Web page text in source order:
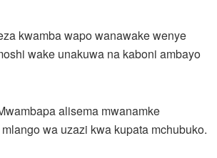
kwamba wapo wanawake wenye
wake unakuwa na kaboni ambayo
alisema mwanamke
wa uzazi kwa kupata mchubuko.